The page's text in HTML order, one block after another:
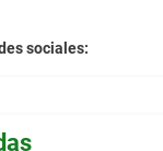
sociales: